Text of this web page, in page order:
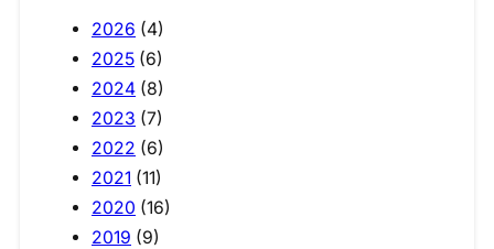
2026 (4)
2025 (6)
2024 (8)
2023 (7)
2022 (6)
2021 (11)
2020 (16)
2019 (9)